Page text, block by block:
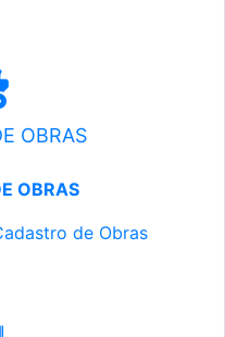
OBRAS
OBRAS
de Obras